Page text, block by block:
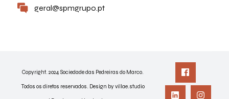
geral@spmgrupo.pt
Copyright. 2024 Sociedade das Pedreiras do Marco.
Todos os diretos reservados. Design by villae.studio